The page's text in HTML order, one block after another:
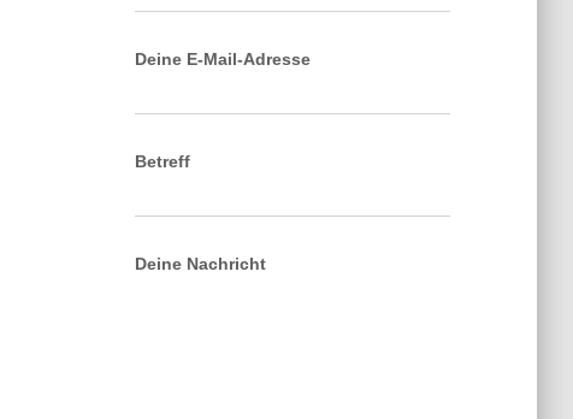
Deine E-Mail-Adresse
Betreff
Deine Nachricht